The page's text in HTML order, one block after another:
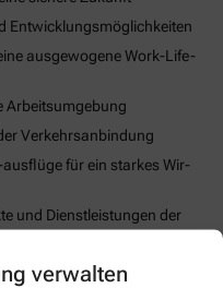
verwalten
Entwicklungsmöglichkeiten
ausgewogene Work-Life-
Arbeitsumgebung
Verkehrsanbindung
für ein starkes Wir-
und Dienstleistungen der
oder Umzugskosten